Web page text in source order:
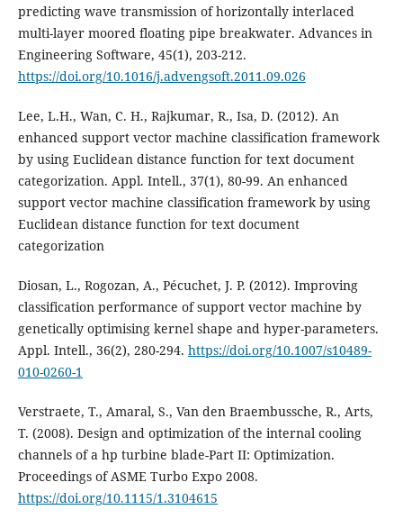
predicting wave transmission of horizontally interlaced
multi-layer moored floating pipe breakwater. Advances in
Engineering Software, 45(1), 203-212.
https://doi.org/10.1016/j.advengsoft.2011.09.026
Lee, L.H., Wan, C. H., Rajkumar, R., Isa, D. (2012). An
enhanced support vector machine classification framework
by using Euclidean distance function for text document
categorization. Appl. Intell., 37(1), 80-99. An enhanced
support vector machine classification framework by using
Euclidean distance function for text document
categorization
Diosan, L., Rogozan, A., Pécuchet, J. P. (2012). Improving
classification performance of support vector machine by
genetically optimising kernel shape and hyper-parameters.
Appl. Intell., 36(2), 280-294. https://doi.org/10.1007/s10489-
010-0260-1
Verstraete, T., Amaral, S., Van den Braembussche, R., Arts,
T. (2008). Design and optimization of the internal cooling
channels of a hp turbine blade-Part II: Optimization.
Proceedings of ASME Turbo Expo 2008.
https://doi.org/10.1115/1.3104615